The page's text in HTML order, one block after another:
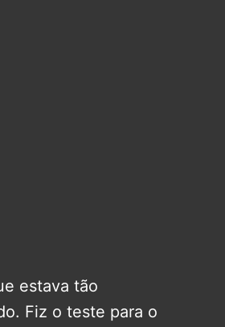
estava tão
Fiz o teste para o